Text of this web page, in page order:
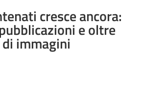
cresce ancora:
e oltre
immagini